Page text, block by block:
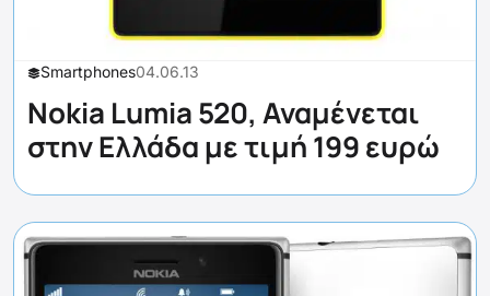
Smartphones04.06.13
Nokia Lumia 520, Αναμένεται
στην Ελλάδα με τιμή 199 ευρώ